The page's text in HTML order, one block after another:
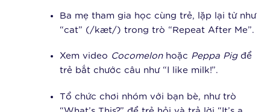
Ba mẹ tham gia học cùng trẻ, lặp lại từ như
“cat” (/kæt/) trong trò “Repeat After Me”.
Xem video Cocomelonhoặc Peppa Pigđể
trẻ bắt chước câu như “I like milk!”.
Tổ chức chơi nhóm với bạn bè, như trò